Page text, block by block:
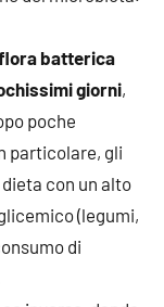
batterica
giorni,
poche
particolare, gli
con un alto
(legumi,
di